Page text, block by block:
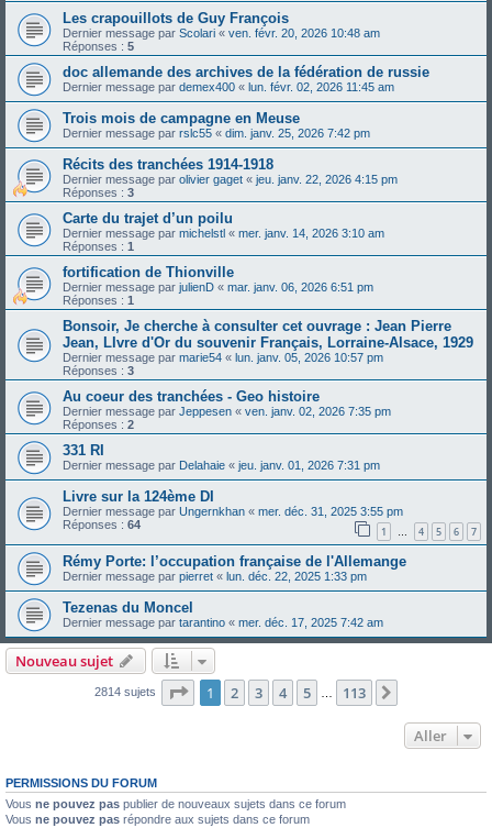
Les crapouillots de Guy François
Dernier message par Scolari « ven. févr. 20, 2026 10:48 am
Réponses : 5
doc allemande des archives de la fédération de russie
Dernier message par demex400 « lun. févr. 02, 2026 11:45 am
Trois mois de campagne en Meuse
Dernier message par rslc55 « dim. janv. 25, 2026 7:42 pm
Récits des tranchées 1914-1918
Dernier message par olivier gaget « jeu. janv. 22, 2026 4:15 pm
Réponses : 3
Carte du trajet d’un poilu
Dernier message par michelstl « mer. janv. 14, 2026 3:10 am
Réponses : 1
fortification de Thionville
Dernier message par julienD « mar. janv. 06, 2026 6:51 pm
Réponses : 1
Bonsoir, Je cherche à consulter cet ouvrage : Jean Pierre
Jean, LIvre d'Or du souvenir Français, Lorraine-Alsace, 1929
Dernier message par marie54 « lun. janv. 05, 2026 10:57 pm
Réponses : 3
Au coeur des tranchées - Geo histoire
Dernier message par Jeppesen « ven. janv. 02, 2026 7:35 pm
Réponses : 2
331 RI
Dernier message par Delahaie « jeu. janv. 01, 2026 7:31 pm
Livre sur la 124ème DI
Dernier message par Ungernkhan « mer. déc. 31, 2025 3:55 pm
Réponses : 64 1 … 4 5 6 7
Rémy Porte: l’occupation française de l'Allemange
Dernier message par pierret « lun. déc. 22, 2025 1:33 pm
Tezenas du Moncel
Dernier message par tarantino « mer. déc. 17, 2025 7:42 am
Nouveau sujet
2814 sujets Page 1sur113
1 2 3 4 5 113
Aller
PERMISSIONS DU FORUM
Vous ne pouvez pas publier de nouveaux sujets dans ce forum
Vous ne pouvez pas répondre aux sujets dans ce forum